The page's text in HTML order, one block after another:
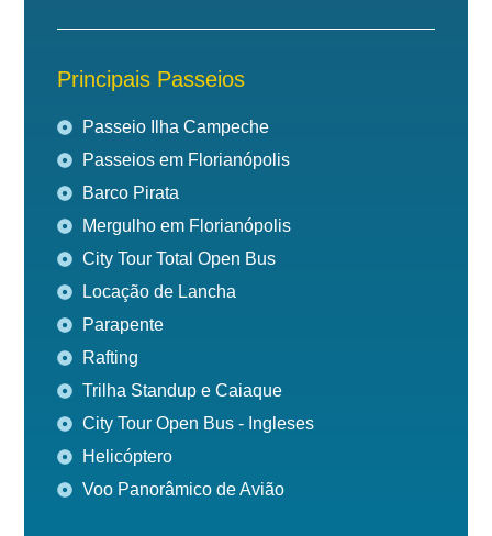
Principais Passeios
Passeio Ilha Campeche
Passeios em Florianópolis
Barco Pirata
Mergulho em Florianópolis
City Tour Total Open Bus
Locação de Lancha
Parapente
Rafting
Trilha Standup e Caiaque
City Tour Open Bus - Ingleses
Helicóptero
Voo Panorâmico de Avião